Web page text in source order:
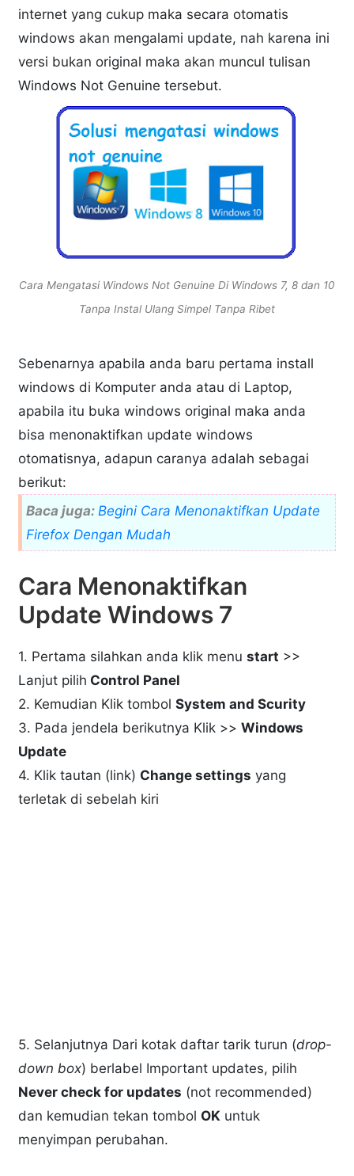
internet yang cukup maka secara otomatis
windows akan mengalami update, nah karena ini
versi bukan original maka akan muncul tulisan
Windows Not Genuine tersebut.
Cara Mengatasi Windows Not Genuine Di Windows 7, 8 dan 10
Tanpa Instal Ulang Simpel Tanpa Ribet
Sebenarnya apabila anda baru pertama install
windows di Komputer anda atau di Laptop,
apabila itu buka windows original maka anda
bisa menonaktifkan update windows
otomatisnya, adapun caranya adalah sebagai
berikut:
Baca juga: Begini Cara Menonaktifkan Update
Firefox Dengan Mudah
Cara Menonaktifkan
Update Windows 7
1. Pertama silahkan anda klik menustart >>
Lanjut pilih Control Panel
2. Kemudian Klik tombolSystem and Scurity
3. Pada jendela berikutnya Klik >>Windows
Update
4. Klik tautan (link) Change settings yang
terletak di sebelah kiri
5. Selanjutnya Dari kotak daftar tarik turun (drop-
down box) berlabel Important updates, pilih
Never check for updates (not recommended)
dan kemudian tekan tombol OK untuk
menyimpan perubahan.